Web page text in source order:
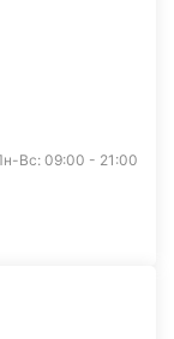
Вс: 09:00 - 21:00